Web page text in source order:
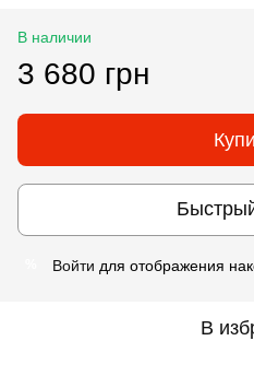
В наличии
3 680 грн
Войти для отображения
В